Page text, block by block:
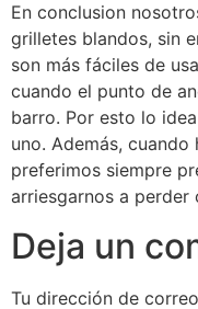
En conclusion
grilletes blandos, sin
son más fáciles de
cuando el punto de
barro. Por esto lo
uno. Además,
preferimos siempre
arriesgarnos a perder
Deja un
Tu dirección de